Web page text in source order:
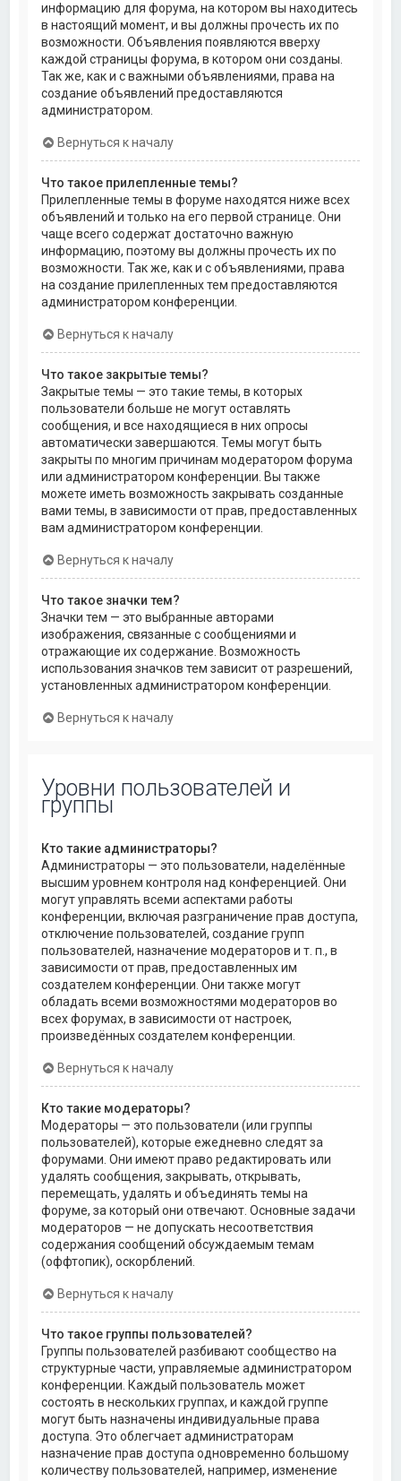
информацию для форума, на котором вы находитесь
в настоящий момент, и вы должны прочесть их по
возможности. Объявления появляются вверху
каждой страницы форума, в котором они созданы.
Так же, как и с важными объявлениями, права на
создание объявлений предоставляются
администратором.
Вернуться к началу
Что такое прилепленные темы?
Прилепленные темы в форуме находятся ниже всех
объявлений и только на его первой странице. Они
чаще всего содержат достаточно важную
информацию, поэтому вы должны прочесть их по
возможности. Так же, как и с объявлениями, права
на создание прилепленных тем предоставляются
администратором конференции.
Вернуться к началу
Что такое закрытые темы?
Закрытые темы — это такие темы, в которых
пользователи больше не могут оставлять
сообщения, и все находящиеся в них опросы
автоматически завершаются. Темы могут быть
закрыты по многим причинам модератором форума
или администратором конференции. Вы также
можете иметь возможность закрывать созданные
вами темы, в зависимости от прав, предоставленных
вам администратором конференции.
Вернуться к началу
Что такое значки тем?
Значки тем — это выбранные авторами
изображения, связанные с сообщениями и
отражающие их содержание. Возможность
использования значков тем зависит от разрешений,
установленных администратором конференции.
Вернуться к началу
Уровни пользователей и
группы
Кто такие администраторы?
Администраторы — это пользователи, наделённые
высшим уровнем контроля над конференцией. Они
могут управлять всеми аспектами работы
конференции, включая разграничение прав доступа,
отключение пользователей, создание групп
пользователей, назначение модераторов и т. п., в
зависимости от прав, предоставленных им
создателем конференции. Они также могут
обладать всеми возможностями модераторов во
всех форумах, в зависимости от настроек,
произведённых создателем конференции.
Вернуться к началу
Кто такие модераторы?
Модераторы — это пользователи (или группы
пользователей), которые ежедневно следят за
форумами. Они имеют право редактировать или
удалять сообщения, закрывать, открывать,
перемещать, удалять и объединять темы на
форуме, за который они отвечают. Основные задачи
модераторов — не допускать несоответствия
содержания сообщений обсуждаемым темам
(оффтопик), оскорблений.
Вернуться к началу
Что такое группы пользователей?
Группы пользователей разбивают сообщество на
структурные части, управляемые администратором
конференции. Каждый пользователь может
состоять в нескольких группах, и каждой группе
могут быть назначены индивидуальные права
доступа. Это облегчает администраторам
назначение прав доступа одновременно большому
количеству пользователей, например, изменение